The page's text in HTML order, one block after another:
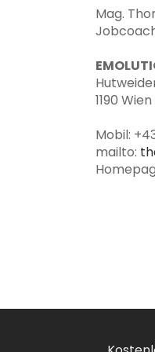
Mag.
1190 Wien
Mobil:
mailto: